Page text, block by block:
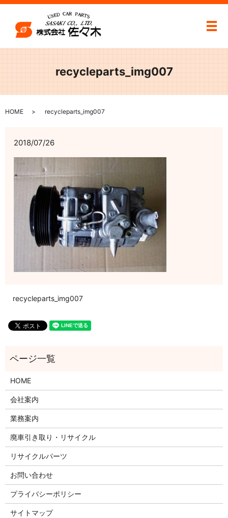
メ
recycleparts_img007
HOME recycleparts_img007
2018/07/26
recycleparts_img007
HOME
会社案内
業務案内
廃車引き取り・リサイクル
リサイクルパーツ
お問い合わせ
プライバシーポリシー
サイトマップ